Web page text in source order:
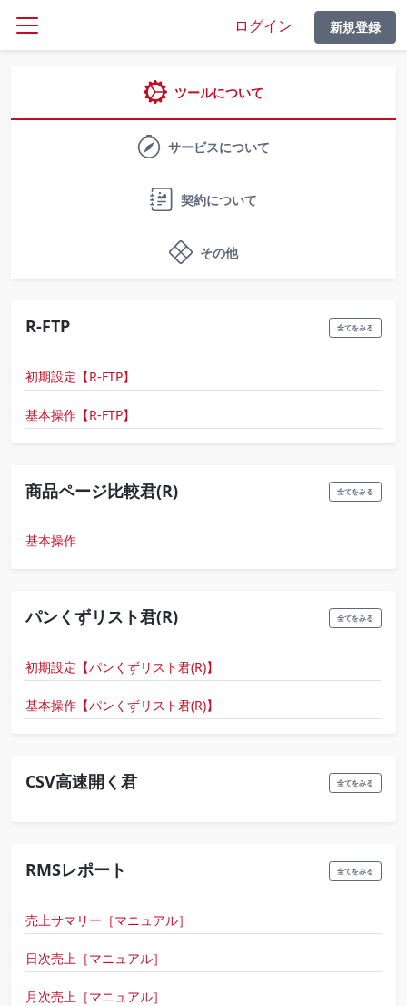
ログイン 新規登録
ツールについて
サービスについて
契約について
その他
R-FTP 全てをみる
初期設定【R-FTP】
基本操作【R-FTP】
商品ページ比較君(R) 全てをみる
基本操作
パンくずリスト君(R) 全てをみる
初期設定【パンくずリスト君(R)】
基本操作【パンくずリスト君(R)】
CSV高速開く君 全てをみる
RMSレポート 全てをみる
売上サマリー［マニュアル］
日次売上［マニュアル］
月次売上［マニュアル］